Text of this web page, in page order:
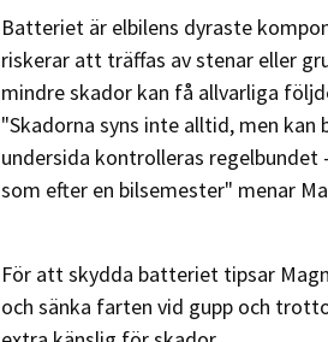
Batteriet är elbilens dyraste
riskerar att träffas av stenar eller
mindre skador kan få allvarliga
"Skadorna syns inte alltid, men
undersida kontrolleras
som efter en bilsemester" menar
För att skydda batteriet tipsar
och sänka farten vid gupp och